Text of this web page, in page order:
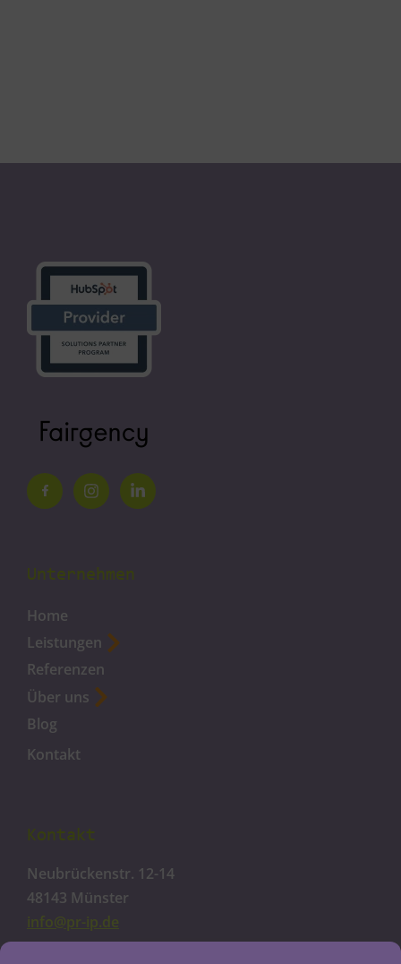
Unternehmen
Home
Leistungen
Referenzen
Über uns
Blog
Kontakt
Kontakt
Neubrückenstr. 12-14
48143 Münster
info@pr-ip.de